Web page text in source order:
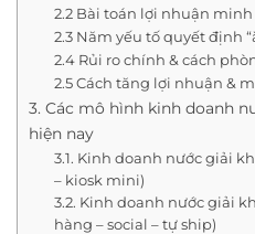
2.2 Bài toán lợi nhuận minh
2.3 Năm yếu tố quyết định
2.4 Rủi ro chính & cách
2.5 Cách tăng lợi nhuận &
3. Các mô hình kinh doanh
hiện nay
3.1. Kinh doanh nước giải
– kiosk mini)
3.2. Kinh doanh nước giải
hàng – social – tự ship)